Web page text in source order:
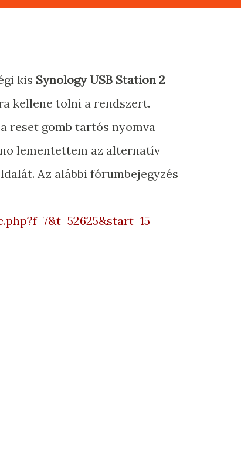
kis Synology USB Station 2
kellene tolni a rendszert.
reset gomb tartós nyomva
lementettem az alternatív
Az alábbi fórumbejegyzés